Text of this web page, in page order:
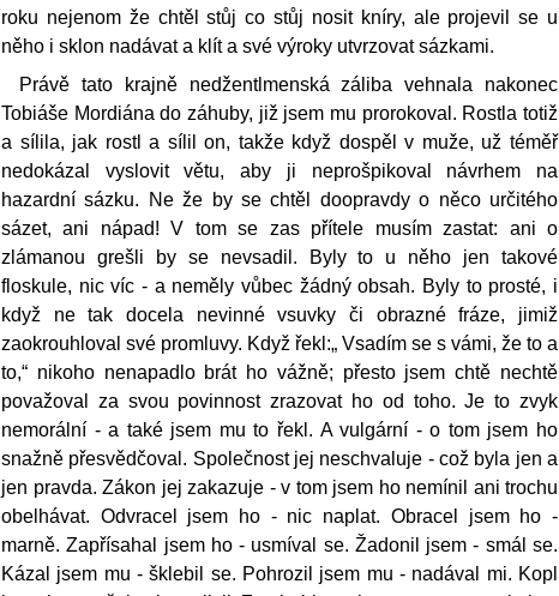
roku nejenom že chtěl stůj co stůj nosit kníry, ale projevil se u
něho i sklon nadávat a klít a své výroky utvrzovat sázkami.
Právě tato krajně nedžentlmenská záliba vehnala nakonec
Tobiáše Mordiána do záhuby, již jsem mu prorokoval. Rostla totiž
a sílila, jak rostl a sílil on, takže když dospěl v muže, už téměř
nedokázal vyslovit větu, aby ji neprošpikoval návrhem na
hazardní sázku. Ne že by se chtěl doopravdy o něco určitého
sázet, ani nápad! V tom se zas přítele musím zastat: ani o
zlámanou grešli by se nevsadil. Byly to u něho jen takové
floskule, nic víc - a neměly vůbec žádný obsah. Byly to prosté, i
když ne tak docela nevinné vsuvky či obrazné fráze, jimiž
zaokrouhloval své promluvy. Když řekl:„ Vsadím se s vámi, že to a
to,“ nikoho nenapadlo brát ho vážně; přesto jsem chtě nechtě
považoval za svou povinnost zrazovat ho od toho. Je to zvyk
nemorální - a také jsem mu to řekl. A vulgární - o tom jsem ho
snažně přesvědčoval. Společnost jej neschvaluje - což byla jen a
jen pravda. Zákon jej zakazuje - v tom jsem ho nemínil ani trochu
obelhávat. Odvracel jsem ho - nic naplat. Obracel jsem ho -
marně. Zapřísahal jsem ho - usmíval se. Žadonil jsem - smál se.
Kázal jsem mu - šklebil se. Pohrozil jsem mu - nadával mi. Kopl